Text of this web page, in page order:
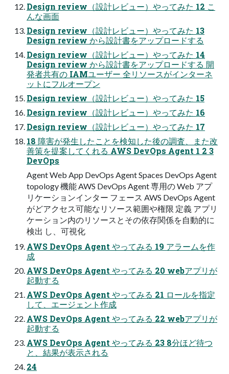
Design review（設計レビュー）やってみた 12 こ
んな画面
Design review（設計レビュー）やってみた 13
Design review から設計書をアップロードする
Design review（設計レビュー）やってみた 14
Design review から設計書をアップロードする 開
発者共有の IAMユーザー 全リソースがインターネ
ットにフルオープン
Design review（設計レビュー）やってみた 15
Design review（設計レビュー）やってみた 16
Design review（設計レビュー）やってみた 17
18 障害が発生したことを検知した後の調査、また改
善策を提案してくれる AWS DevOps Agent 1 2 3
DevOps
Agent Web App DevOps Agent Spaces DevOps Agent
topology 機能 AWS DevOps Agent 専用の Web アプ
リケーションインター フェース AWS DevOps Agent
がどアクセス可能なリソース範囲や権限 定義 アプリ
ケーション内のリソースとその依存関係を自動的に
検出 し、可視化
AWS DevOps Agent やってみる 19 アラームを作
成
AWS DevOps Agent やってみる 20 webアプリが
起動する
AWS DevOps Agent やってみる 21 ロールを指定
して、エージェント作成
AWS DevOps Agent やってみる 22 webアプリが
起動する
AWS DevOps Agent やってみる 23 8分ほど待つ
と、結果が表示される
24